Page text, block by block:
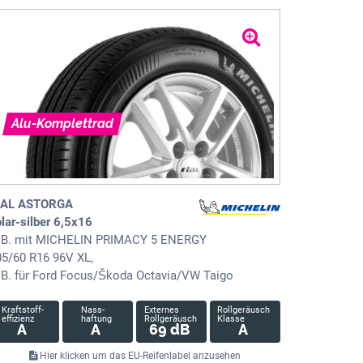
Alu-Komplettrad
ASTORGA
silber 6,5x16
mit MICHELIN PRIMACY 5 ENERGY
60 R16 96V XL,
für Ford Focus/Škoda Octavia/VW Taigo
Kraftstoff-
effizienz
A
Nass-
haftung
A
Externes
Rollgeräusch
69 dB
Rollgeräusch
Klasse
A
Hier klicken um das EU-Reifenlabel anzusehen